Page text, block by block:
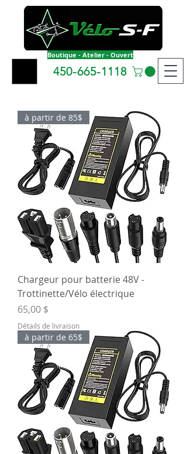
Boutique - Atelier - Ouvert
450-665-1118
à partir de 85$
Chargeur pour batterie 48V -
Trottinette/Vélo électrique
Prix
65,00 $
Détails de livraison
à partir de 65$